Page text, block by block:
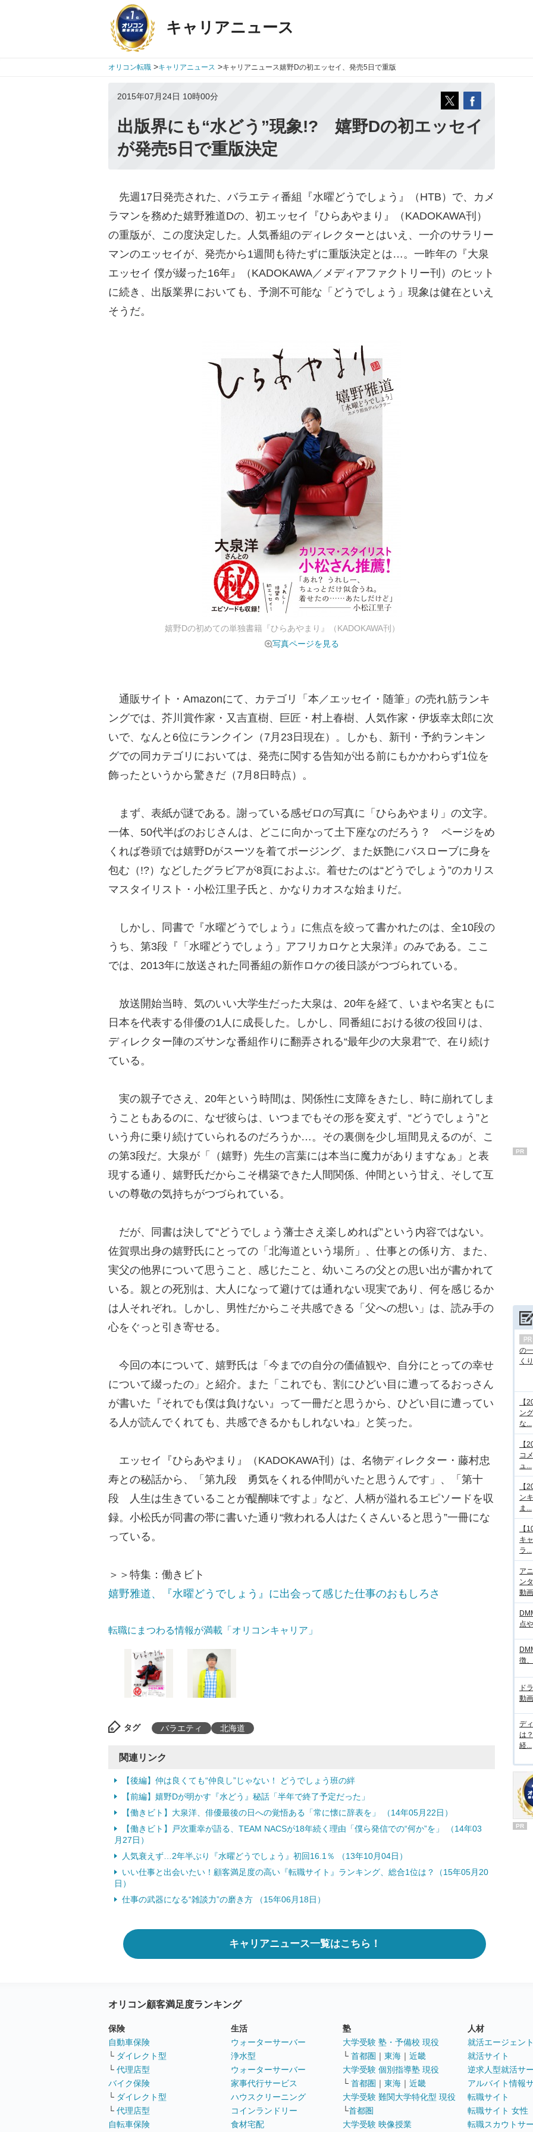
キャリアニュース
オリコン転職 >キャリアニュース >キャリアニュース嬉野Dの初エッセイ、発売5日で重版
2015年07月24日 10時00分
出版界にも“水どう”現象!? 嬉野Dの初エッセイ
が発売5日で重版決定
先週17日発売された、バラエティ番組『水曜どうでしょう』（HTB）で、カメ
ラマンを務めた嬉野雅道Dの、初エッセイ『ひらあやまり』（KADOKAWA刊）
の重版が、この度決定した。人気番組のディレクターとはいえ、一介のサラリー
マンのエッセイが、発売から1週間も待たずに重版決定とは…。一昨年の『大泉
エッセイ 僕が綴った16年』（KADOKAWA／メディアファクトリー刊）のヒット
に続き、出版業界においても、予測不可能な「どうでしょう」現象は健在といえ
そうだ。
嬉野Dの初めての単独書籍『ひらあやまり』（KADOKAWA刊）
写真ページを見る
通販サイト・Amazonにて、カテゴリ「本／エッセイ・随筆」の売れ筋ランキ
ングでは、芥川賞作家・又吉直樹、巨匠・村上春樹、人気作家・伊坂幸太郎に次
いで、なんと6位にランクイン（7月23日現在）。しかも、新刊・予約ランキン
グでの同カテゴリにおいては、発売に関する告知が出る前にもかかわらず1位を
飾ったというから驚きだ（7月8日時点）。
まず、表紙が謎である。謝っている感ゼロの写真に「ひらあやまり」の文字。
一体、50代半ばのおじさんは、どこに向かって土下座なのだろう？ ページをめ
くれば巻頭では嬉野Dがスーツを着てポージング、また妖艶にバスローブに身を
包む（!?）などしたグラビアが8頁におよぶ。着せたのは“どうでしょう”のカリス
マスタイリスト・小松江里子氏と、かなりカオスな始まりだ。
しかし、同書で『水曜どうでしょう』に焦点を絞って書かれたのは、全10段の
うち、第3段『「水曜どうでしょう」アフリカロケと大泉洋』のみである。ここ
では、2013年に放送された同番組の新作ロケの後日談がつづられている。
放送開始当時、気のいい大学生だった大泉は、20年を経て、いまや名実ともに
日本を代表する俳優の1人に成長した。しかし、同番組における彼の役回りは、
ディレクター陣のズサンな番組作りに翻弄される“最年少の大泉君”で、在り続け
ている。
実の親子でさえ、20年という時間は、関係性に支障をきたし、時に崩れてしま
うこともあるのに、なぜ彼らは、いつまでもその形を変えず、“どうでしょう”と
いう舟に乗り続けていられるのだろうか…。その裏側を少し垣間見えるのが、こ
の第3段だ。大泉が「（嬉野）先生の言葉には本当に魔力がありますなぁ」と表
現する通り、嬉野氏だからこそ構築できた人間関係、仲間という甘え、そして互
いの尊敬の気持ちがつづられている。
だが、同書は決して“どうでしょう藩士さえ楽しめれば”という内容ではない。
佐賀県出身の嬉野氏にとっての「北海道という場所」、仕事との係り方、また、
実父の他界について思うこと、感じたこと、幼いころの父との思い出が書かれて
いる。親との死別は、大人になって避けては通れない現実であり、何を感じるか
は人それぞれ。しかし、男性だからこそ共感できる「父への想い」は、読み手の
心をぐっと引き寄せる。
今回の本について、嬉野氏は「今までの自分の価値観や、自分にとっての幸せ
について綴ったの」と紹介。また「これでも、割にひどい目に遭ってるおっさん
が書いた『それでも僕は負けない』って一冊だと思うから、ひどい目に遭ってい
る人が読んでくれても、共感できるかもしれないね」と笑った。
エッセイ『ひらあやまり』（KADOKAWA刊）は、名物ディレクター・藤村忠
寿との秘話から、「第九段 勇気をくれる仲間がいたと思うんです」、「第十
段 人生は生きていることが醍醐味ですよ」など、人柄が溢れるエピソードを収
録。小松氏が同書の帯に書いた通り“救われる人はたくさんいると思う”一冊にな
っている。
＞＞特集：働きビト
嬉野雅道、『水曜どうでしょう』に出会って感じた仕事のおもしろさ
転職にまつわる情報が満載「オリコンキャリア」
タグ バラエティ 北海道
関連リンク
【後編】仲は良くても“仲良し”じゃない！ どうでしょう班の絆
【前編】嬉野Dが明かす『水どう』秘話「半年で終了予定だった」
【働きビト】大泉洋、俳優最後の日への覚悟ある「常に懐に辞表を」 （14年05月22日）
【働きビト】戸次重幸が語る、TEAM NACSが18年続く理由「僕ら発信での“何か”を」 （14年03
月27日）
人気衰えず…2年半ぶり『水曜どうでしょう』初回16.1％ （13年10月04日）
いい仕事と出会いたい！顧客満足度の高い『転職サイト』ランキング、総合1位は？（15年05月20
日）
仕事の武器になる“雑談力”の磨き方 （15年06月18日）
キャリアニュース一覧はこちら！
PR
の
く
【
ン
な...
【
コ
ュ...
【
ン
ま...
【
キ
ラ...
ア
ン
動
点
徴
ド
動
デ
は
経...
PR
オリコン顧客満足度ランキング
保険
自動車保険
└ ダイレクト型
└ 代理店型
バイク保険
└ ダイレクト型
└ 代理店型
自転車保険
生活
ウォーターサーバー
浄水型
ウォーターサーバー
家事代行サービス
ハウスクリーニング
コインランドリー
食材宅配
塾
大学受験 塾・予備校 現役
└ 首都圏 ｜ 東海 ｜ 近畿
大学受験 個別指導塾 現役
└ 首都圏 ｜ 東海 ｜ 近畿
大学受験 難関大学特化型 現役
└首都圏
大学受験 映像授業
人材
就活エージェント
就活サイト
逆求人型就活サ
アルバイト情報
転職サイト
転職サイト 女性
転職スカウトサ